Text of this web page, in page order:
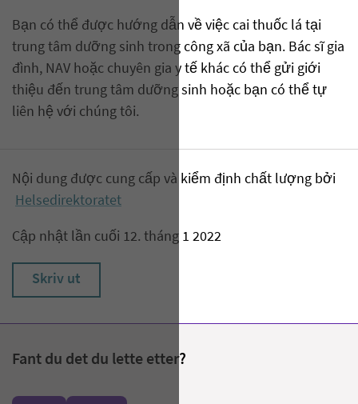
Bạn có thể được hướng dẫn về việc cai thuốc lá tại
trung tâm dưỡng sinh trong công xã của bạn. Bác sĩ gia
đình, NAV hoặc chuyên gia y tế khác có thể gửi giới
thiệu đến trung tâm dưỡng sinh hoặc bạn có thể tự
liên hệ với chúng tôi.
Nội dung được cung cấp và kiểm định chất lượng bởi
Helsedirektoratet
Cập nhật lần cuối 12. tháng 1 2022
Skriv ut
Fant du det du lette etter?